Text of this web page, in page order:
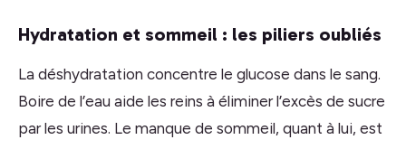
Hydratation et sommeil : les piliers oubliés
La déshydratation concentre le glucose dans le sang.
Boire de l’eau aide les reins à éliminer l’excès de sucre
par les urines. Le manque de sommeil, quant à lui, est